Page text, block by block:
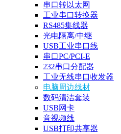
串口转以太网
工业串口转换器
RS485集线器
光电隔离/中继
USB工业串口线
串口PC/PCI-E
232串口分配器
工业无线串口收发器
电脑周边线材
数码清洁套装
USB网卡
音视频线
USB打印共享器